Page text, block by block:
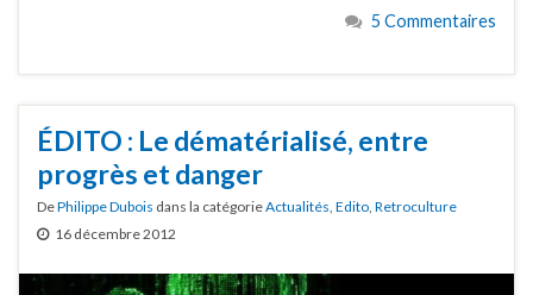
5 Commentaires
ÉDITO : Le dématérialisé, entre
progrès et danger
DePhilippe Dubois dans la catégorieActualités, Edito, Retroculture
16 décembre 2012